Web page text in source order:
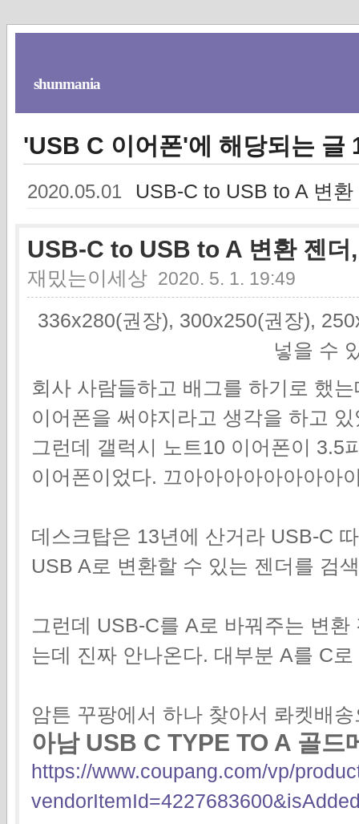
shunmania
'USB C 이어폰'에 해당되는 글
2020.05.01 USB-C to USB to A 변
USB-C to USB to A 변환 젠더
재밌는이세상 2020. 5. 1. 19:49
336x280(권장), 300x250(권장),
넣을 수
회사 사람들하고 배그를 하기로 했
이어폰을 써야지라고 생각을 하고
그런데 갤럭시 노트10 이어폰이 3.5
이어폰이었다. 끄아아아아아아아아
데스크탑은 13년에 산거라 USB-C
USB A로 변환할 수 있는 젠더를 검
그런데 USB-C를 A로 바꿔주는 변
는데 진짜 안나온다. 대부분 A를 C
암튼 꾸팡에서 하나 찾아서 롸켓배
아남 USB C TYPE TO A 골드
https://www.coupang.com/vp/